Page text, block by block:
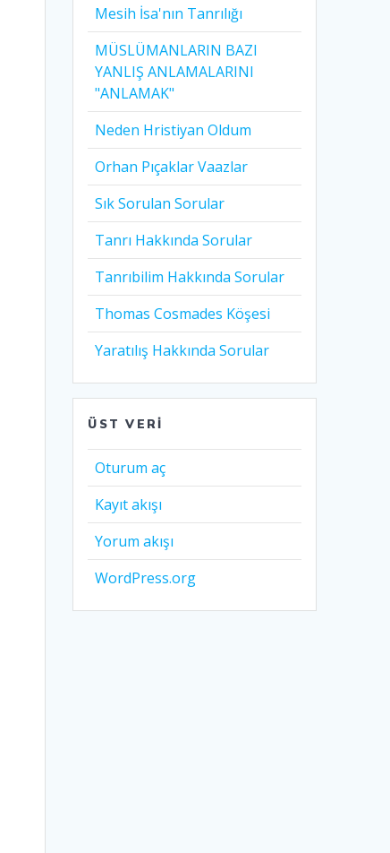
Mesih İsa'nın Tanrılığı​
MÜSLÜMANLARIN BAZI
YANLIŞ ANLAMALARINI
"ANLAMAK"
Neden Hristiyan Oldum​
Orhan Pıçaklar Vaazlar
Sık Sorulan Sorular
Tanrı Hakkında Sorular
Tanrıbilim Hakkında Sorular
Thomas Cosmades Köşesi
Yaratılış Hakkında Sorular
ÜST VERI
Oturum aç
Kayıt akışı
Yorum akışı
WordPress.org